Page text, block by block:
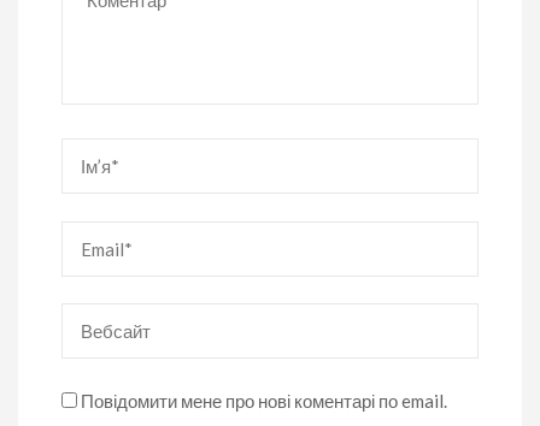
Повідомити мене про нові коментарі по email.